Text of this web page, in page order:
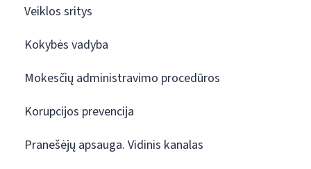
Veiklos sritys
Kokybės vadyba
Mokesčių administravimo procedūros
Korupcijos prevencija
Pranešėjų apsauga. Vidinis kanalas